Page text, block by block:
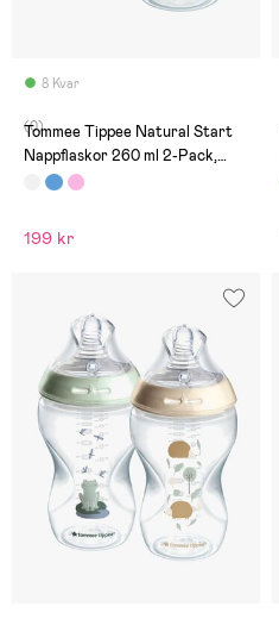
8 Kvar
(0)
Tommee Tippee Natural Start
Nappflaskor 260 ml 2-Pack,
White
199 kr